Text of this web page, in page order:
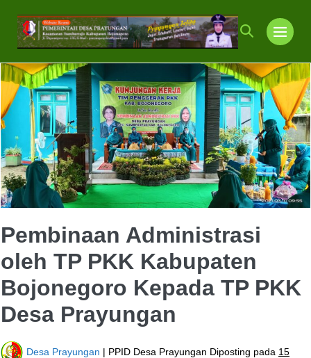
konten
Toggle
Pembinaan Administrasi
oleh TP PKK Kabupaten
Bojonegoro Kepada TP PKK
Desa Prayungan
Desa Prayungan | PPID Desa Prayungan Diposting pada 15